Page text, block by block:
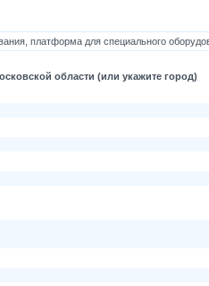
области (или укажите город)